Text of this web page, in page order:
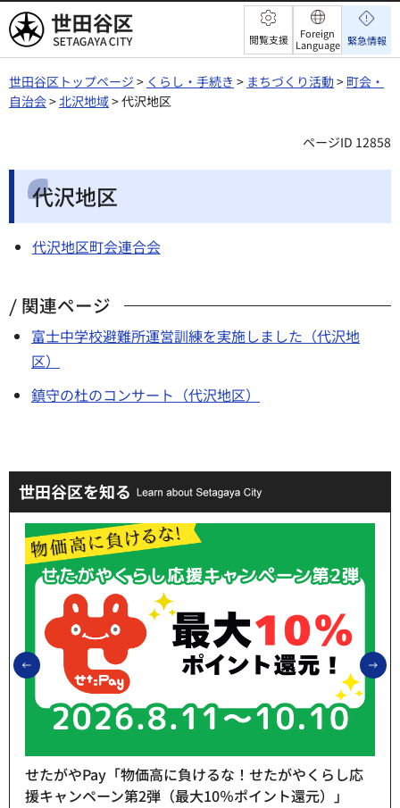
世田谷区 閲覧支援
Foreign
Language 緊急情報
世田谷区トップページ > くらし・手続き > まちづくり活動> 町会・
自治会>北沢地域> 代沢地区
ページID 12858
代沢地区
代沢地区町会連合会
関連ページ
富士中学校避難所運営訓練を実施しました（代沢地
区）
鎮守の杜のコンサート（代沢地区）
世田谷区を知る
前のスライドを表示
せたがやPay「物価高に負けるな！せたがやくらし応
援キャンペーン第2弾（最大10％ポイント還元）」